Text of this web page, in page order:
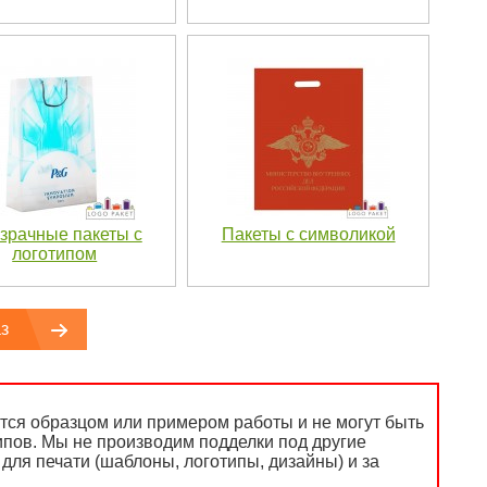
пакеты с
логотипом
Пакеты с символикой
образцом или примером работы и не могут быть
Мы не производим подделки под другие
печати (шаблоны, логотипы, дизайны) и за